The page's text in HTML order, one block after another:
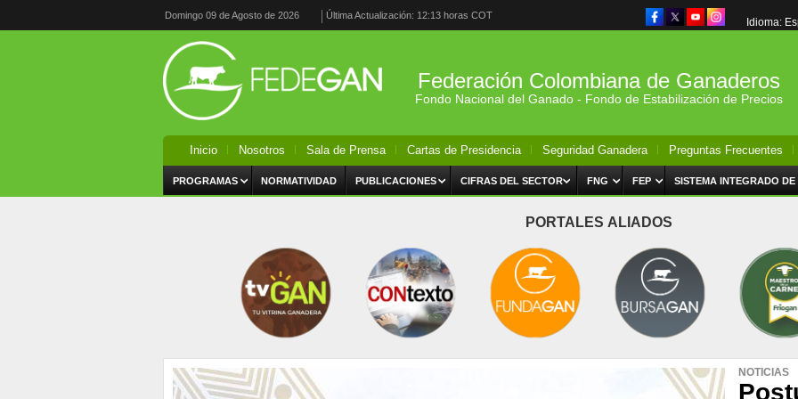
Domingo 09 de Agosto de 2026 Última Actualización: 12:13 horas COT
Idioma:
Federación Colombiana de Ganaderos
Fondo Nacional del Ganado - Fondo de Estabilización de Precios
Inicio Nosotros Sala de Prensa Cartas de Presidencia Seguridad Ganadera Preguntas Frecuentes
PROGRAMAS NORMATIVIDAD PUBLICACIONES CIFRAS DEL SECTOR FNG FEP SISTEMA INTEGRADO DE
PORTALES ALIADOS
NOTICIAS